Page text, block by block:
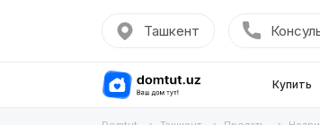
Ташкент
Купить